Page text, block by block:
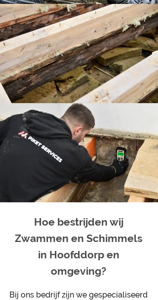
Hoe bestrijden wij
Zwammen en Schimmels
in Hoofddorp en
omgeving?
Bij ons bedrijf zijn we gespecialiseerd